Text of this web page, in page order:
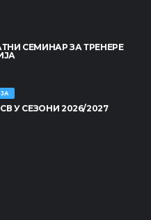
СЕМИНАР ЗА ТРЕНЕРЕ
У СЕЗОНИ 2026/2027